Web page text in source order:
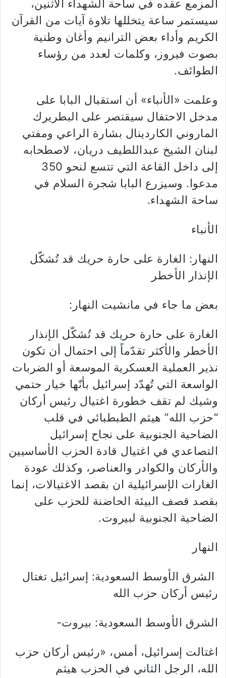
المزمع عقده في ساحة الشهداء الاثنين،
سيستمر ساعة يتخللها تلاوة آيات من القرآن
الكريم وأداء بعض الترانيم وأغان وطنية
بصوت فيروز، وكلمات لعدد من رؤساء
الطوائف.
وعلمت «الأنباء» أن استقبال البابا على
مدخل الاحتفال سيقتصر على البطريرك
الماروني الكاردينال بشارة الراعي ومفتي
لبنان الشيخ عبداللطيف دريان، لاصطحابه
إلى داخل القاعة التي تتسع لنحو 350
مدعوا. وسيزرع البابا شجرة السلام في
ساحة الشهداء.
الأنباء
النهار: الغارة على حارة حريك قد تُشكّل
الإنذار الأخطر
بعض ما جاء في مانشيت النهار:
الغارة على حارة حريك قد تُشكّل الإنذار
الأخطر والأكثر تقدّماً إلى احتمال أن تكون
نذير العملية العسكرية الموسعة أو الضربات
الواسعة التي تُهدّد إسرائيل بأنّها خيار حتمي
وشيك لم تقف خطورة اغتيال رئيس أركان
“حزب الله” هيثم الطبطبائي في قلب
الضاحية الجنوبية على نجاح إسرائيل
التصاعدي في اغتيال قادة الحزب الأساسيين
والأركان والكوادر والعناصر، وكذلك عودة
الغارات الإسرائيلية ان بقصد الاغتيالات، إنما
بقصد قصف البيئة الحاضنة للحزب على
الضاحية الجنوبية لبيروت.
النهار
الشرق الأوسط السعودية: إسرائيل تغتال
رئيس أركان حزب الله
الشرق الأوسط السعودية: بيروت-
اغتالت إسرائيل، أمس، «رئيس أركان حزب
الله، الرجل الثاني في الحزب هيثم